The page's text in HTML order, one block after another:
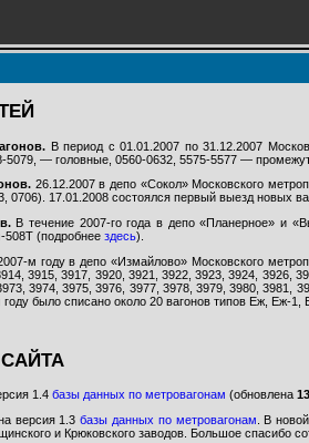
В период с 01.01.2007 по 31.12.2007
5079, — головные, 0560-0632, 5575-5577 —
26.12.2007 в депо «Сокол» Московского
17.01.2008 состоялся первый выезд новых
В течение 2007-го года в депо «Планерное» и
508Т (подробнее здесь).
м году в депо «Измайлово» Московского
3915, 3917, 3920, 3921, 3922, 3923, 3924, 3926,
3974, 3975, 3976, 3977, 3978, 3979, 3980, 3981,
было списано около 20 вагонов типов Еж, Еж-1,
1.4 базы данных по метровагонам (обновлена
версия 1.3базы данных по метровагонам . В
и Крюковского заводов. Большое спасибо